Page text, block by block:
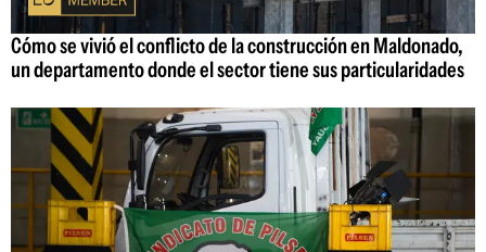
Cómo se vivió el conflicto de la construcción en Maldonado,
un departamento donde el sector tiene sus particularidades